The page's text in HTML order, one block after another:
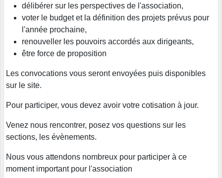
délibérer sur les perspectives de l'association,
voter le budget et la définition des projets prévus pour
l'année prochaine,
renouveller les pouvoirs accordés aux dirigeants,
être force de proposition
Les convocations vous seront envoyées puis disponibles
sur le site.
Pour participer, vous devez avoir votre cotisation à jour.
Venez nous rencontrer, posez vos questions sur les
sections, les évènements.
Nous vous attendons nombreux pour participer à ce
moment important pour l'association